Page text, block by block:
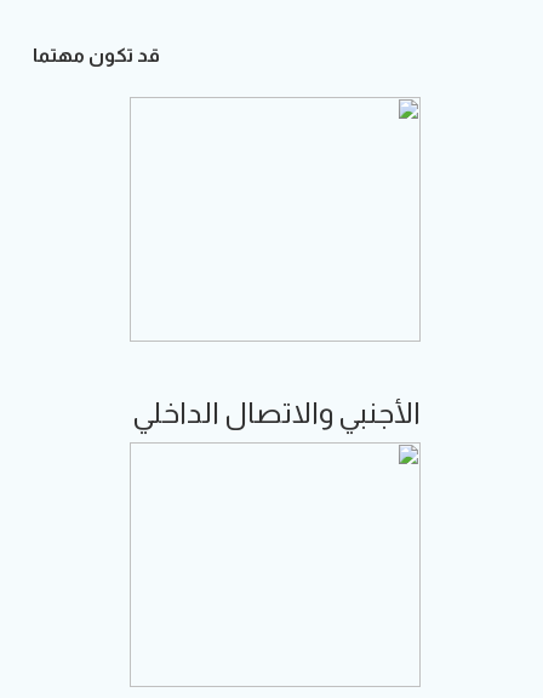
قد تكون مهتما
الأجنبي والاتصال الداخلي